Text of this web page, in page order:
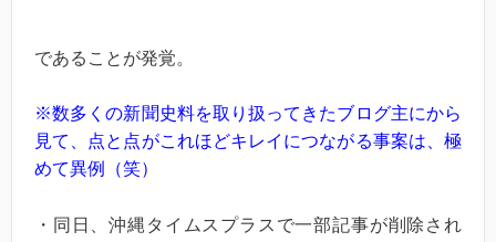
であることが発覚。
※数多くの新聞史料を取り扱ってきたブログ主にから
見て、点と点がこれほどキレイにつながる事案は、極
めて異例（笑）
・同日、沖縄タイムスプラスで一部記事が削除され